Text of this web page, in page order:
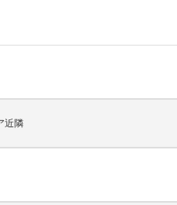
近隣